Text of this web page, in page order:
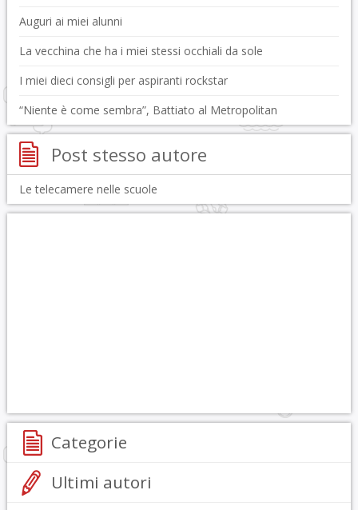
Auguri ai miei alunni
La vecchina che ha i miei stessi occhiali da sole
I miei dieci consigli per aspiranti rockstar
“Niente è come sembra”, Battiato al Metropolitan
Post stesso autore
Le telecamere nelle scuole
Categorie
Ultimi autori